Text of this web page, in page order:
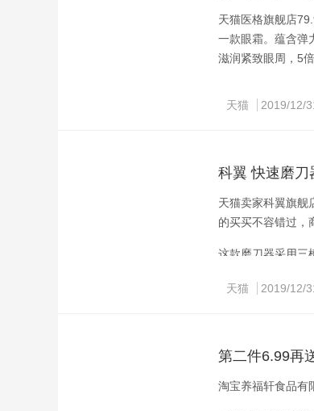
天猫医格旗舰店
一款眼霜。蕴含弹
滋润紧致眼周，5
天猫
2019/12/
科翼 快速磨刀
天猫卖家科翼旗舰
的买买不容错过，
这款磨刀器采用三
天猫
2019/12/
第二件6.99再
淘宝养福轩食品有